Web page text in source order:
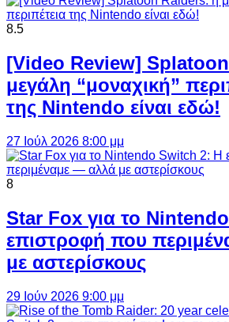
8.5
[Video Review]
μεγάλη “μοναχική”
της Nintendo είναι εδώ!
27 Ιούλ 2026 8:00 μμ
8
Star Fox για το
επιστροφή που
με αστερίσκους
29 Ιούν 2026 9:00 μμ